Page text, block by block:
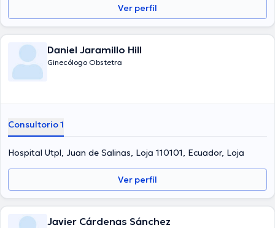
Ver perfil
Daniel Jaramillo Hill
Ginecólogo Obstetra
Consultorio 1
Hospital Utpl, Juan de Salinas, Loja 110101, Ecuador, Loja
Ver perfil
Javier Cárdenas Sánchez